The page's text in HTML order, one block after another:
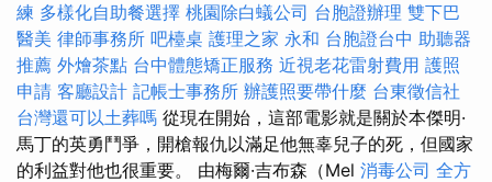
練 多樣化自助餐選擇 桃園除白蟻公司 台胞證辦理 雙下巴
醫美 律師事務所 吧檯桌 護理之家 永和 台胞證台中 助聽器
推薦 外燴茶點 台中體態矯正服務 近視老花雷射費用 護照
申請 客廳設計 記帳士事務所 辦護照要帶什麼 台東徵信社
台灣還可以土葬嗎 從現在開始，這部電影就是關於本傑明·
馬丁的英勇鬥爭，開槍報仇以滿足他無辜兒子的死，但國家
的利益對他也很重要。 由梅爾·吉布森（Mel 消毒公司 全方